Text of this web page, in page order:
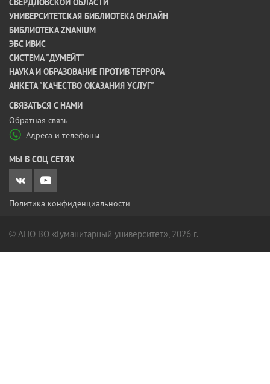
СВЕРДЛОВСКОЙ ОБЛАСТИ
УНИВЕРСИТЕТСКАЯ БИБЛИОТЕКА ОНЛАЙН
БИБЛИОТЕКА ZNANIUM
ЭБС ИВИС
СИСТЕМА "ДУМЕЙТ"
НАУКА И ОБРАЗОВАНИЕ ПРОТИВ ТЕРРОРА
АНКЕТА "КАЧЕСТВО ОКАЗАНИЯ УСЛУГ"
CВЯЗАТЬСЯ С НАМИ
Обратная связь
Адреса и телефоны
МЫ В СОЦ СЕТЯХ
Политика конфиденциальности
© АНО ВО «Гуманитарный университет», 2026 г.